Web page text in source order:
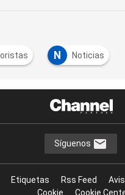
N Noticias
Síguenos
Etiquetas Rss Feed
Cookie
Cookie